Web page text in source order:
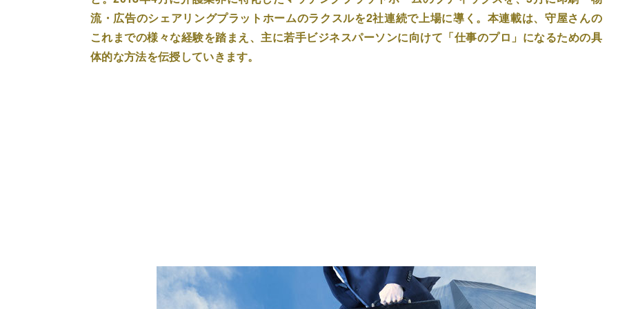
流・広告のシェアリングプラットホームのラクスルを2社連続で上場に導く。本連載は、守屋さんの
これまでの様々な経験を踏まえ、主に若手ビジネスパーソンに向けて「仕事のプロ」になるための具
体的な方法を伝授していきます。